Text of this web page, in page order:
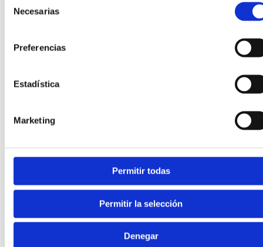
Necesarias
Preferencias
Estadística
Marketing
Permitir todas
Permitir la selección
Denegar
erscheint als knöcherner Auswuchs mit kortiko-
medulläre Kontinuität - ist es, was es radiologisch von
besteht oder die Knorpelkappe beurteilt werden soll. Die
Röntgenbefund übereinstimmen.